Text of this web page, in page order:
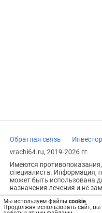
Мы используем файлы cookie.
Продолжая использовать сайт, вы
Обратная связь
vrachi64.ru, 2019-2026 гг.
Имеются
специалиста. Информация,
может быть использована
назначения лечения и не
Возрастное ограничение: 18+